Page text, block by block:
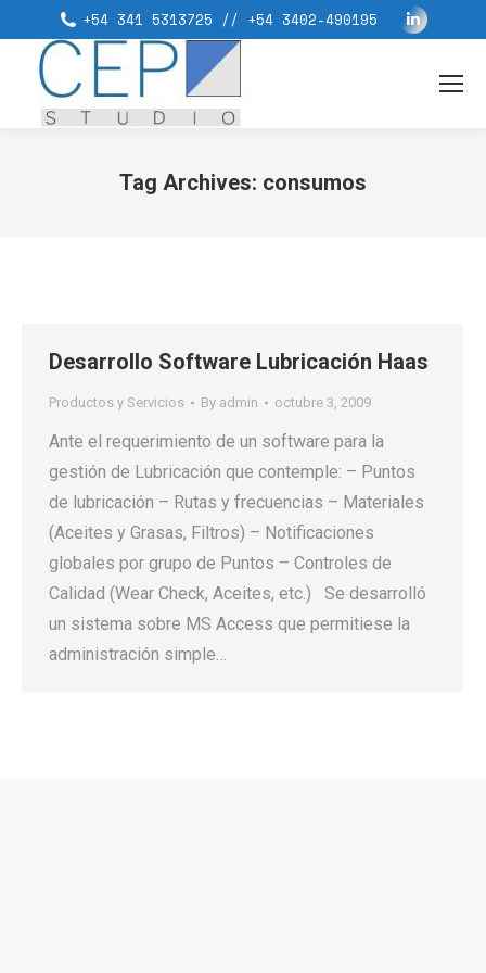
+54 341 5313725 // +54 3402-490195
Linkedin
page
opens
Tag Archives: consumos
Desarrollo Software Lubricación Haas
Productos y Servicios By admin octubre 3, 2009
Ante el requerimiento de un software para la
gestión de Lubricación que contemple: – Puntos
de lubricación – Rutas y frecuencias – Materiales
(Aceites y Grasas, Filtros) – Notificaciones
globales por grupo de Puntos – Controles de
Calidad (Wear Check, Aceites, etc.) Se desarrolló
un sistema sobre MS Access que permitiese la
administración simple…